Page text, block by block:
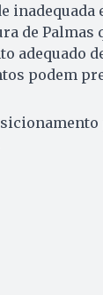
inadequada
de Palmas
adequado
podem